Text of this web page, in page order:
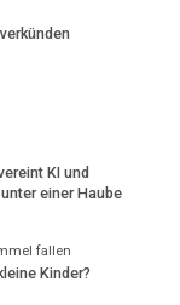
KI und
einer Haube
fallen
Kinder?